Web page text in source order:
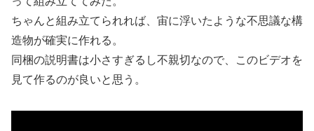
ちゃんと組み立てられれば、宙に浮いたような不思議な構
造物が確実に作れる。
同梱の説明書は小さすぎるし不親切なので、このビデオを
見て作るのが良いと思う。